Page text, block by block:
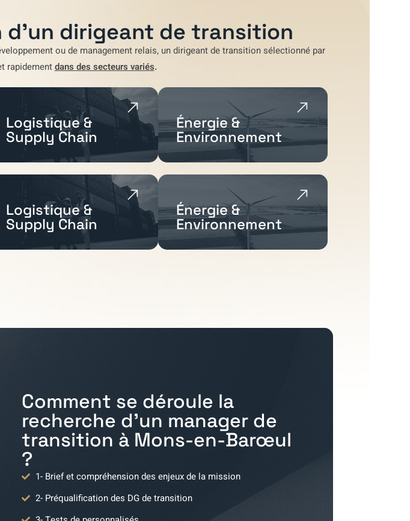
dirigeant de transition
ou de management relais, un dirigeant de transition sélectionné par
rapidementdans des secteurs variés.
Logistique &
Supply Chain
Énergie &
Environnement
Logistique &
Supply Chain
Énergie &
Environnement
Comment se déroule la
recherche d'un manager de
transition à Mons-en-Barœul
?
1- Brief et compréhension des enjeux de la mission
2- Préqualification des DG de transition